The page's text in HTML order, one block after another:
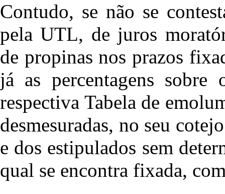
Contudo, se não se
pela UTL, de juros
de propinas nos prazos
já as percentagens
respectiva Tabela de
desmesuradas, no seu
e dos estipulados sem
qual se encontra fixada,